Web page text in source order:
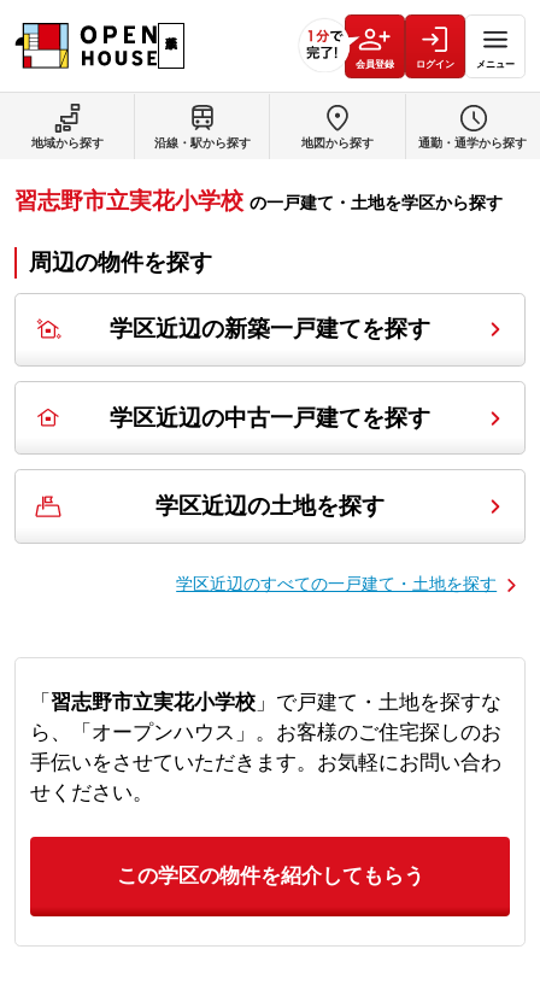
会員登録 ログイン メニュー
地域から探す 沿線・駅から探す 地図から探す 通勤・通学から探す
習志野市立実花小学校 の一戸建て・土地を学区から探す
周辺の物件を探す
学区近辺の新築一戸建てを探す
学区近辺の中古一戸建てを探す
学区近辺の土地を探す
学区近辺のすべての一戸建て・土地を探す
「 習志野市立実花小学校」で戸建て・土地を探すな
ら、「オープンハウス」。お客様のご住宅探しのお
手伝いをさせていただきます。お気軽にお問い合わ
せください。
この学区の物件を紹介してもらう